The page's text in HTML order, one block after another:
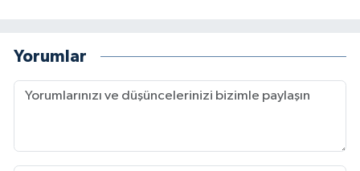
Yorumlar